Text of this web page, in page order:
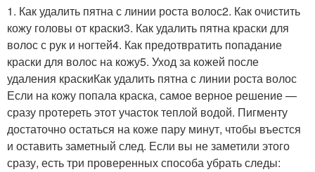
1. Как удалить пятна с линии роста волос2. Как очистить
кожу головы от краски3. Как удалить пятна краски для
волос с рук и ногтей4. Как предотвратить попадание
краски для волос на кожу5. Уход за кожей после
удаления краскиКак удалить пятна с линии роста волос
Если на кожу попала краска, самое верное решение —
сразу протереть этот участок теплой водой. Пигменту
достаточно остаться на коже пару минут, чтобы въестся
и оставить заметный след. Если вы не заметили этого
сразу, есть три проверенных способа убрать следы: